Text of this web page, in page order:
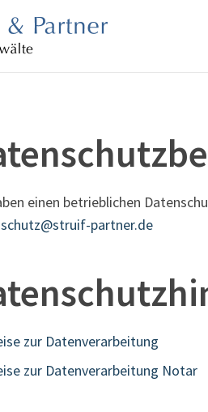
einen betrieblichen
partner.de
zur Datenverarbeitung
zur Datenverarbeitung Notar